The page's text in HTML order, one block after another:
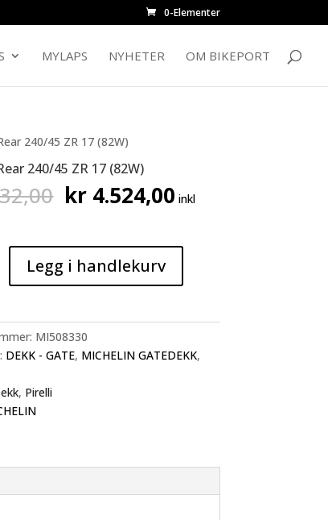
0-Elementer
MYLAPS NYHETER OM BIKEPORT
240/45 ZR 17 (82W)
240/45 ZR 17 (82W)
Opprinnelig
pris
kr 6.032,00.
kr 4.524,00Nåværende
pris
kr 4.524,00.
inkl
Legg i handlekurv
MI508330
DEKK - GATE, MICHELIN GATEDEKK,
, Pirelli